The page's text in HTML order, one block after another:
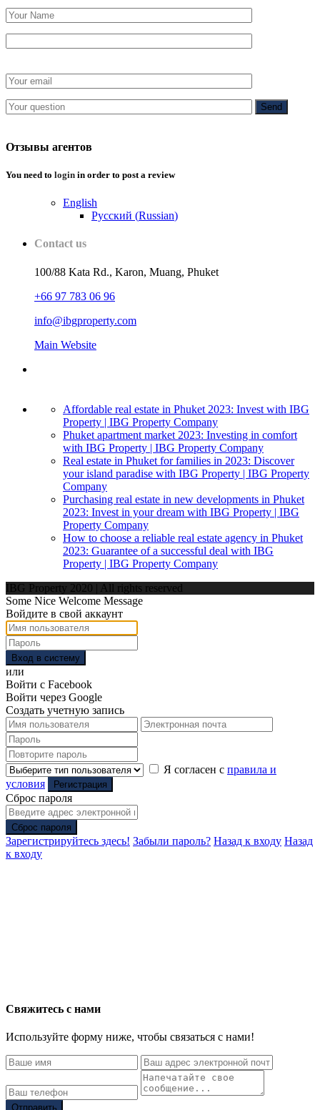
Отзывы агентов
You need to login in order to post a review
English
Русский (Russian)
Contact us
100/88 Kata Rd., Karon, Muang, Phuket
+66 97 783 06 96
info@ibgproperty.com
Main Website
Affordable real estate in Phuket 2023: Invest with IBG
Property | IBG Property Company
Phuket apartment market 2023: Investing in comfort
with IBG Property | IBG Property Company
Real estate in Phuket for families in 2023: Discover
your island paradise with IBG Property | IBG Property
Company
Purchasing real estate in new developments in Phuket
2023: Invest in your dream with IBG Property | IBG
Property Company
How to choose a reliable real estate agency in Phuket
2023: Guarantee of a successful deal with IBG
Property | IBG Property Company
IBG Property 2020 | All rights reserved
Some Nice Welcome Message
Войдите в свой аккаунт
Вход в систему
или
Войти с Facebook
Войти через Google
Создать учетную запись
Я согласен с правила и
условия
Регистрация
Сброс пароля
Сброс пароля
Зарегистрируйтесь здесь! Забыли пароль? Назад к входу Назад
к входу
Свяжитесь с нами
Используйте форму ниже, чтобы связаться с нами!
Отправить